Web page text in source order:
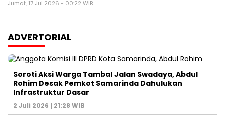
Jumat, 17 Jul 2026 - 00:22 WIB
ADVERTORIAL
Soroti Aksi Warga Tambal Jalan Swadaya, Abdul
Rohim Desak Pemkot Samarinda Dahulukan
Infrastruktur Dasar
2 Juli 2026 | 21:28 WIB